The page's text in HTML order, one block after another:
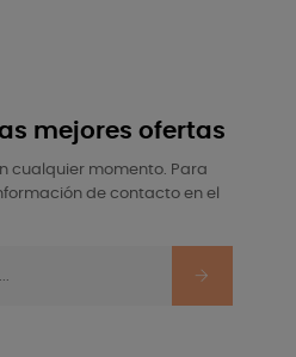
mejores ofertas
cualquier momento. Para
de contacto en el